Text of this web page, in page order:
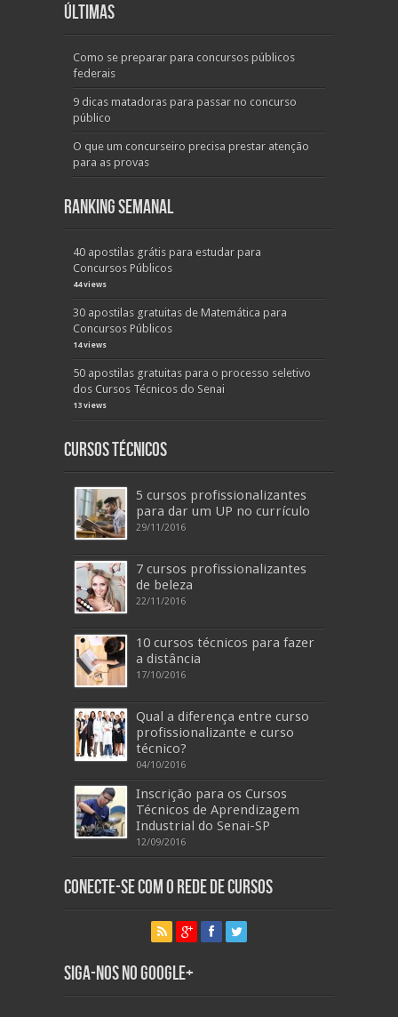
Últimas
Como se preparar para concursos públicos
federais
9 dicas matadoras para passar no concurso
público
O que um concurseiro precisa prestar atenção
para as provas
Ranking Semanal
40 apostilas grátis para estudar para
Concursos Públicos
44 views
30 apostilas gratuitas de Matemática para
Concursos Públicos
14 views
50 apostilas gratuitas para o processo seletivo
dos Cursos Técnicos do Senai
13 views
Cursos Técnicos
5 cursos profissionalizantes
para dar um UP no currículo
29/11/2016
7 cursos profissionalizantes
de beleza
22/11/2016
10 cursos técnicos para fazer
a distância
17/10/2016
Qual a diferença entre curso
profissionalizante e curso
técnico?
04/10/2016
Inscrição para os Cursos
Técnicos de Aprendizagem
Industrial do Senai-SP
12/09/2016
Conecte-se com o Rede de Cursos
Siga-nos no Google+